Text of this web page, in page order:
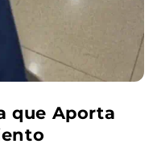
que Aporta